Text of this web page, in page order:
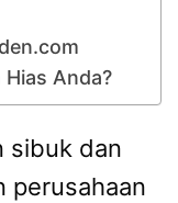
Anda?
sibuk dan
perusahaan